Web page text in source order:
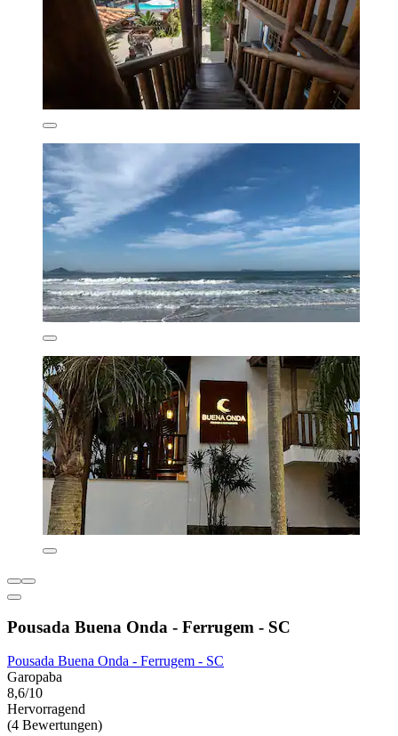
Pousada Buena Onda - Ferrugem - SC
Pousada Buena Onda - Ferrugem - SC
Garopaba
8,6/10
Hervorragend
(4 Bewertungen)